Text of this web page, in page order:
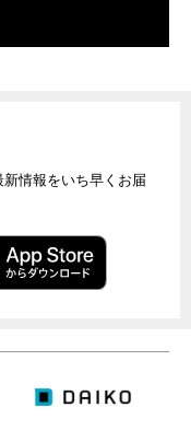
情報をいち早くお届